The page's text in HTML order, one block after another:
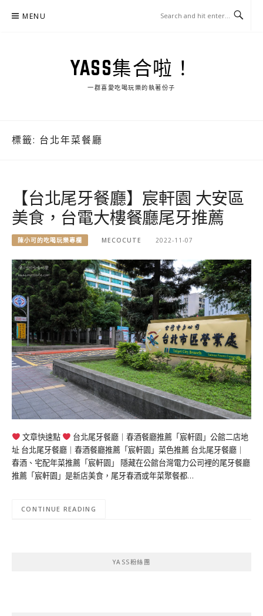
MENU
YASS集合啦！
一群喜愛吃喝玩樂的執著份子
標籤: 台北年菜餐廳
【台北尾牙餐廳】宸軒園 大安區
美食，台電大樓餐廳尾牙推薦
陳小可的吃喝玩樂專欄 MECOCUTE 2022-11-07
文章快速點
台北尾牙餐廳｜春酒餐廳推薦「宸軒園」公館二店地
址 台北尾牙餐廳｜春酒餐廳推薦「宸軒園」菜色推薦 台北尾牙餐廳｜
春酒、宅配年菜推薦「宸軒園」 隱藏在公館台灣電力公司裡的尾牙餐廳
推薦「宸軒園」是新店美食，尾牙春酒或年菜聚餐都…
CONTINUE READING
YASS粉絲團